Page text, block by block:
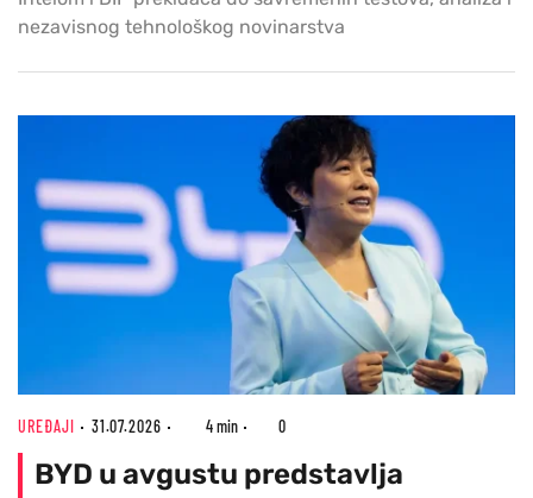
nezavisnog tehnološkog novinarstva
UREĐAJI 31.07.2026 4 min 0
BYD u avgustu predstavlja